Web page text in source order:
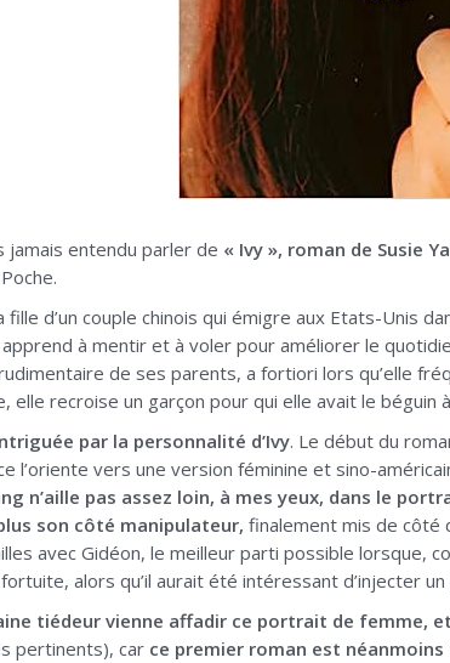
jamais entendu parler de « Ivy », roman de Susie
fille d’un couple chinois qui émigre aux Etats-Unis
à mentir et à voler pour améliorer le
rudimentaire de ses parents, a fortiori lors qu’elle
elle recroise un garçon pour qui elle avait le béguin
par la personnalité d’Ivy. Le début du
l’oriente vers une version féminine et sino-
n’aille pas assez loin, à mes yeux, dans le
son côté manipulateur, finalement mis de côté
avec Gidéon, le meilleur parti possible lorsque,
alors qu’il aurait été intéressant d’injecter
tiédeur vienne affadir ce portrait de femme,
pertinents), car ce premier roman est